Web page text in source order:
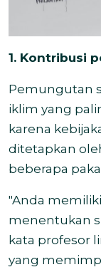
1. Kontribusi
Pemungutan
iklim yang
karena
ditetapkan
beberapa
"Anda
menentukan
kata profesor
yang